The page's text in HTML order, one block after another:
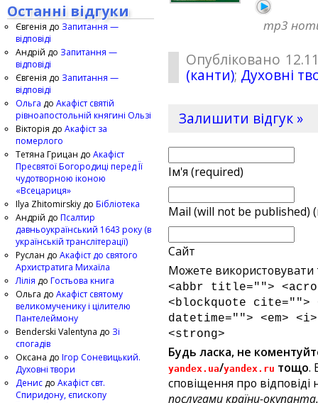
mp3
Опубліковано
(канти); Духовні
Залишити відгук »
Ім'я (required)
Mail (will not be published)
Сайт
Можете використовувати
<abbr title="">
<blockquote cite="">
datetime=""> <em>
<strong>
Будь ласка, не
yandex.ua/yandex.ru тощо.
сповіщення про відповіді
послугами країни-
Останні відгуки
Євгенія до Запитання —
відповіді
Андрій до Запитання —
відповіді
Євгенія до Запитання —
відповіді
Ольга до Акафіст святій
рівноапостольній княгині Ользі
Вікторія до Акафіст за
померлого
Тетяна Грицан до Акафіст
Пресвятої Богородиці перед Її
чудотворною іконою
«Всецариця»
Ilya Zhitomirskiy до Бібліотека
Андрій до Псалтир
давньоукраїнський 1643 року (в
українській транслітерації)
Руслан до Акафіст до святого
Архистратига Михаїла
Лілія до Гостьова книга
Ольга до Акафіст святому
великомученику і цілителю
Пантелеймону
Benderski Valentyna до Зі
спогадів
Оксана до Ігор Соневицький.
Духовні твори
Денис до Акафіст свт.
Спиридону, єпископу